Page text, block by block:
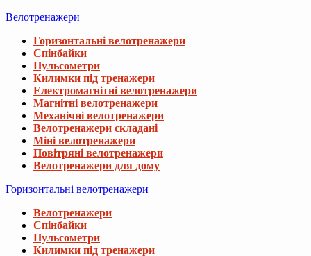
Велотренажери
Горизонтальні велотренажери
Спінбайки
Пульсометри
Килимки під тренажери
Електромагнітні велотренажери
Магнітні велотренажери
Механічні велотренажери
Велотренажери складані
Міні велотренажери
Повітряні велотренажери
Велотренажери для дому
Горизонтальні велотренажери
Велотренажери
Спінбайки
Пульсометри
Килимки під тренажери